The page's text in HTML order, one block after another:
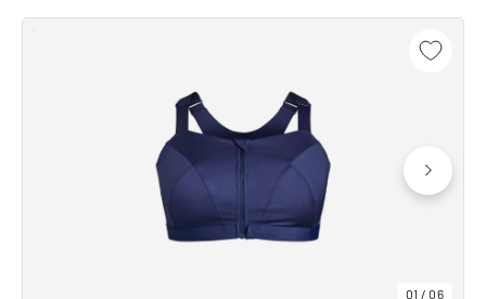
01 /06